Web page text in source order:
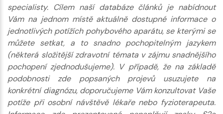
specialisty. Cílem naší databáze článků je nabídnout
Vám na jednom místě aktuálně dostupné informace o
jednotlivých potížích pohybového aparátu, se kterými se
můžete setkat, a to snadno pochopitelným jazykem
(některá složitější zdravotní témata v zájmu snadnějšího
pochopení zjednodušujeme). V případě, že na základě
podobnosti zde popsaných projevů usuzujete na
konkrétní diagnózu, doporučujeme Vám konzultovat Vaše
potíže při osobní návštěvě lékaře nebo fyzioterapeuta.